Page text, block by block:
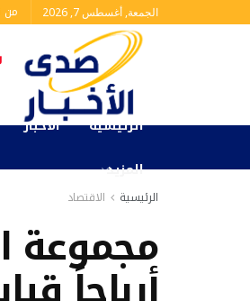
الجمعة, أغسطس 7, 2026 من
الرئيسية الأخبار
المزيد
الرئيسية الاقتصاد
مجموعة